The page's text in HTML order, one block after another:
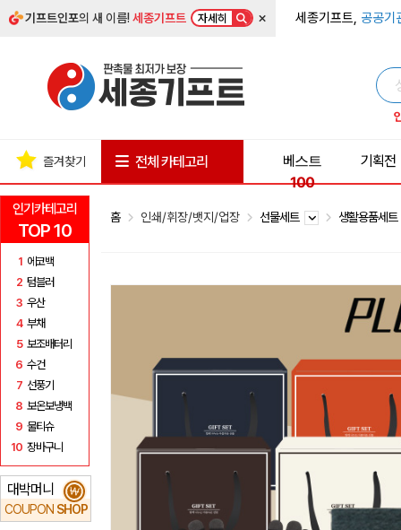
기프트인포의 새 이름!세종기프트 자세히 × 세종기프트, 공공기
인기카테고리
TOP 10
1 에코백
2 텀블러
3 우산
4 부채
5 보조배터리
6 수건
7 선풍기
8 보온보냉백
9 물티슈
10 장바구니
대박머니
COUPON SHOP
₩
즐겨찾기 전체 카테고리
베스트
100
기획전
홈 인쇄/휘장/뱃지/업장 선물세트 생활용품세